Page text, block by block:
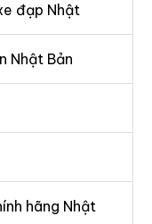
đạp Nhật
Nhật Bản
hãng Nhật